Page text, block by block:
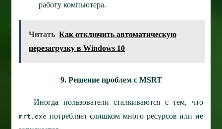
работу компьютера.
Читать Как отключить автоматическую
перезагрузку в Windows 10
9. Решение проблем с MSRT
Иногда пользователи сталкиваются с тем, что
mrt.exe потребляет слишком много ресурсов или не